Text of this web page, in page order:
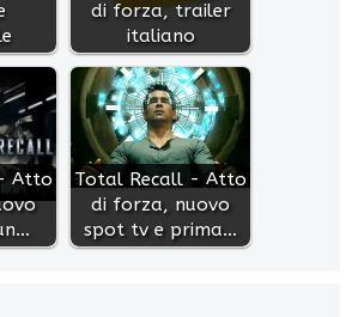
di forza, trailer
italiano
Atto
Total Recall - Atto
di forza, nuovo
spot tv e prima…